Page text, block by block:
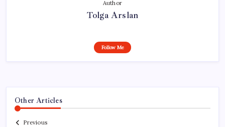
Author
Tolga Arslan
Follow Me
Other Articles
Previous